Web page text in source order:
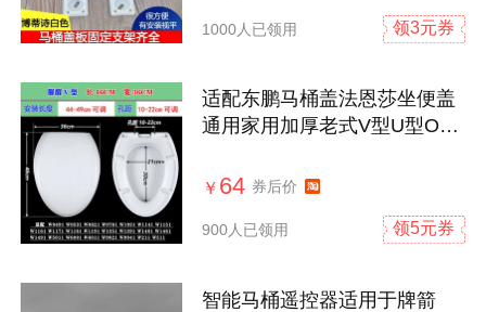
1000人已领用 领3元券
适配东鹏马桶盖法恩莎坐便盖
通用家用加厚老式V型U型O型
￥ 64 券后价
900人已领用 领5元券
智能马桶遥控器适用于牌箭